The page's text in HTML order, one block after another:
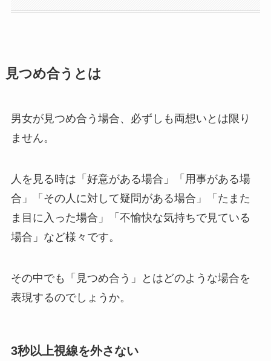
見つめ合うとは
男女が見つめ合う場合、必ずしも両想いとは限り
ません。
人を見る時は「好意がある場合」「用事がある場
合」「その人に対して疑問がある場合」「たまた
ま目に入った場合」「不愉快な気持ちで見ている
場合」など様々です。
その中でも「見つめ合う」とはどのような場合を
表現するのでしょうか。
3秒以上視線を外さない